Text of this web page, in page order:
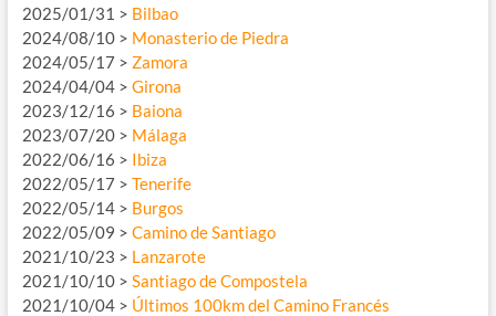
2025/01/31 > Bilbao
2024/08/10 > Monasterio de Piedra
2024/05/17 > Zamora
2024/04/04 > Girona
2023/12/16 > Baiona
2023/07/20 > Málaga
2022/06/16 > Ibiza
2022/05/17 > Tenerife
2022/05/14 > Burgos
2022/05/09 > Camino de Santiago
2021/10/23 > Lanzarote
2021/10/10 > Santiago de Compostela
2021/10/04 > Últimos 100km del Camino Francés